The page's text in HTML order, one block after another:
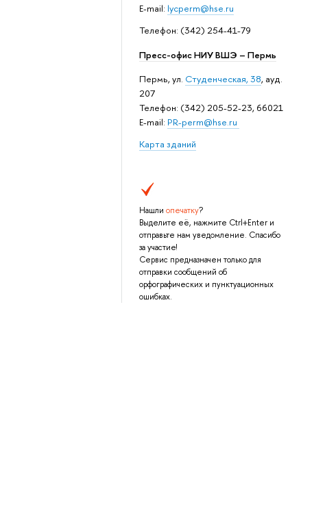
E-mail: lycperm@hse.ru
Телефон: (342) 254-41-79
Пресс-офис НИУ ВШЭ – Пермь
Пермь, ул. Студенческая, 38, ауд.
207
Телефон: (342) 205-52-23, 66021
E-mail: PR-perm@hse.ru
Карта зданий
Нашли опечатку?
Выделите её, нажмите Ctrl+Enter и
отправьте нам уведомление. Спасибо
за участие!
Сервис предназначен только для
отправки сообщений об
орфографических и пунктуационных
ошибках.